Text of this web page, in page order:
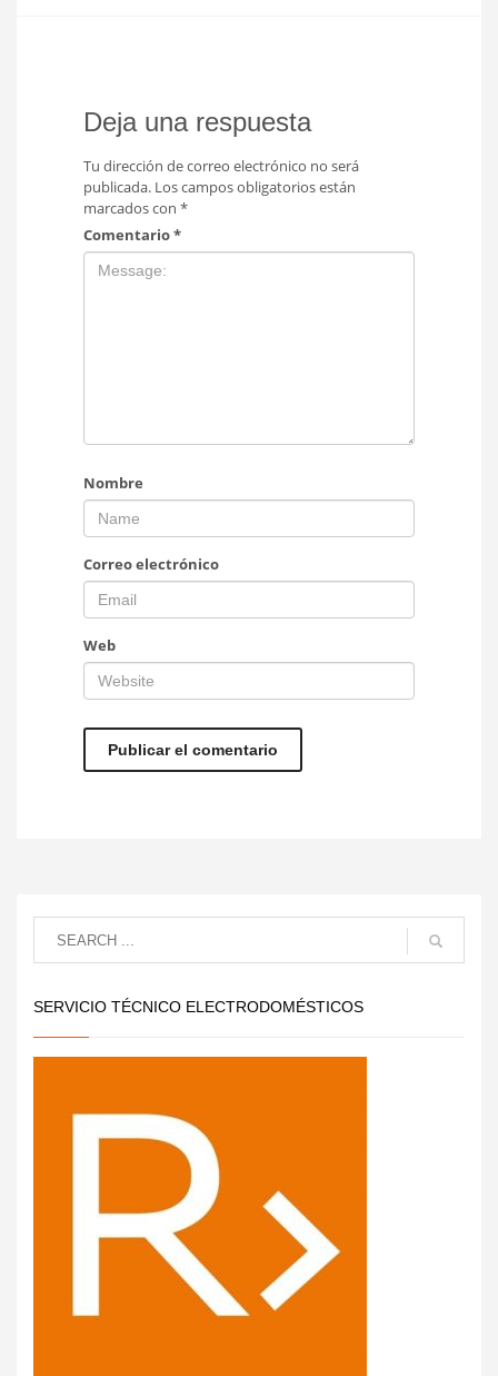
Deja una respuesta
Tu dirección de correo electrónico no será
publicada. Los campos obligatorios están
marcados con *
Comentario*
Nombre
Correo electrónico
Web
SERVICIO TÉCNICO ELECTRODOMÉSTICOS